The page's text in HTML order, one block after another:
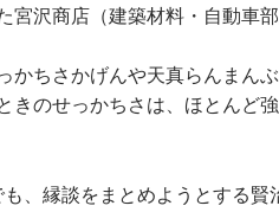
宮沢商店（建築材料・自動車
ちさかげんや天真らんまん
きのせっかちさは、ほとんど
、縁談をまとめようとする賢